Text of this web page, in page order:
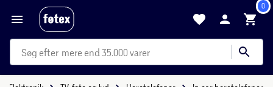
0
mere end 35.000 varer